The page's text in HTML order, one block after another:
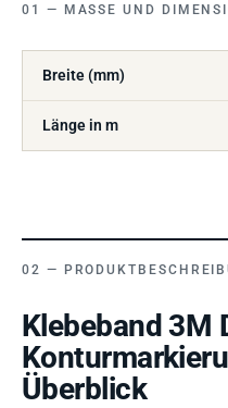
MASSE UND
Breite (mm)
Länge in m
Klebeband 3M
Überblick